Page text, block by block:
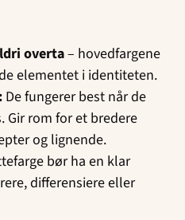
overta– hovedfargene
elementet i identiteten.
De fungerer best når de
Gir rom for et bredere
og lignende.
bør ha en klar
differensiere eller